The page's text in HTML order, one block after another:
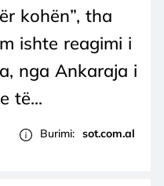
kohën”, tha
ishte reagimi i
nga Ankaraja i
të...
Burimi: sot.com.al